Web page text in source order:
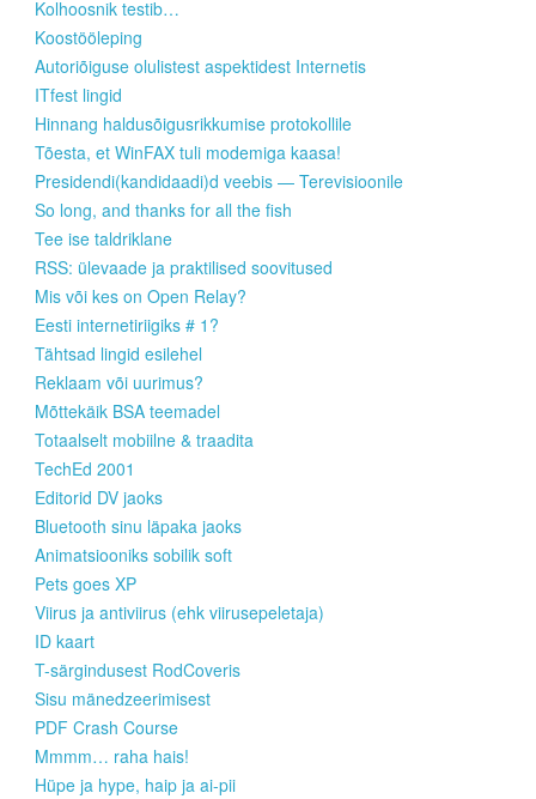
Kolhoosnik testib…
Koostööleping
Autoriõiguse olulistest aspektidest Internetis
ITfest lingid
Hinnang haldusõigusrikkumise protokollile
Tõesta, et WinFAX tuli modemiga kaasa!
Presidendi(kandidaadi)d veebis — Terevisioonile
So long, and thanks for all the fish
Tee ise taldriklane
RSS: ülevaade ja praktilised soovitused
Mis või kes on Open Relay?
Eesti internetiriigiks # 1?
Tähtsad lingid esilehel
Reklaam või uurimus?
Mõttekäik BSA teemadel
Totaalselt mobiilne & traadita
TechEd 2001
Editorid DV jaoks
Bluetooth sinu läpaka jaoks
Animatsiooniks sobilik soft
Pets goes XP
Viirus ja antiviirus (ehk viirusepeletaja)
ID kaart
T-särgindusest RodCoveris
Sisu mänedzeerimisest
PDF Crash Course
Mmmm… raha hais!
Hüpe ja hype, haip ja ai-pii